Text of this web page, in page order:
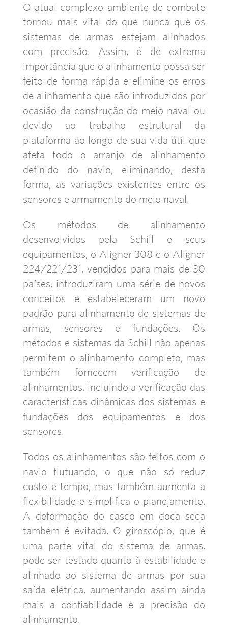
O atual complexo ambiente de combate
tornou mais vital do que nunca que os
sistemas de armas estejam alinhados
com precisão. Assim, é de extrema
importância que o alinhamento possa ser
feito de forma rápida e elimine os erros
de alinhamento que são introduzidos por
ocasião da construção do meio naval ou
devido ao trabalho estrutural da
plataforma ao longo de sua vida útil que
afeta todo o arranjo de alinhamento
definido do navio, eliminando, desta
forma, as variações existentes entre os
sensores e armamento do meio naval.
Os métodos de alinhamento
desenvolvidos pela Schill e seus
equipamentos, o Aligner 308 e o Aligner
224/221/231, vendidos para mais de 30
países, introduziram uma série de novos
conceitos e estabeleceram um novo
padrão para alinhamento de sistemas de
armas, sensores e fundações. Os
métodos e sistemas da Schill não apenas
permitem o alinhamento completo, mas
também fornecem verificação de
alinhamentos, incluindo a verificação das
características dinâmicas dos sistemas e
fundações dos equipamentos e dos
sensores.
Todos os alinhamentos são feitos com o
navio flutuando, o que não só reduz
custo e tempo, mas também aumenta a
flexibilidade e simplifica o planejamento.
A deformação do casco em doca seca
também é evitada. O giroscópio, que é
uma parte vital do sistema de armas,
pode ser testado quanto à estabilidade e
alinhado ao sistema de armas por sua
saída elétrica, aumentando assim ainda
mais a confiabilidade e a precisão do
alinhamento.